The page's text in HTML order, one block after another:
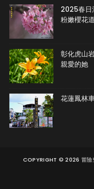
2025春日
粉嫩櫻花
彰化虎山
親愛的她
花蓮鳳林
COPYRIGHT ©2026 冒險